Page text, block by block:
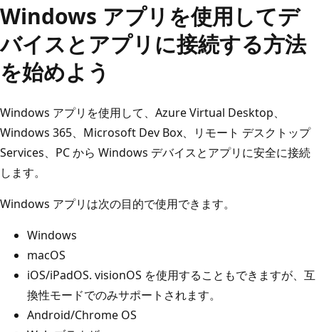
Windows アプリを使用してデ
バイスとアプリに接続する方法
を始めよう
Windows アプリを使用して、Azure Virtual Desktop、
Windows 365、Microsoft Dev Box、リモート デスクトップ
Services、PC から Windows デバイスとアプリに安全に接続
します。
Windows アプリは次の目的で使用できます。
Windows
macOS
iOS/iPadOS. visionOS を使用することもできますが、互
換性モードでのみサポートされます。
Android/Chrome OS